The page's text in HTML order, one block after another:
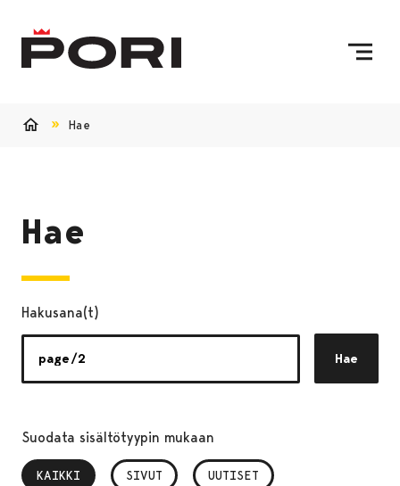
Hae
Hae
Hakusana(t)
Hae
Suodata sisältötyypin mukaan
KAIKKI
, VALITTU SIVUT UUTISET